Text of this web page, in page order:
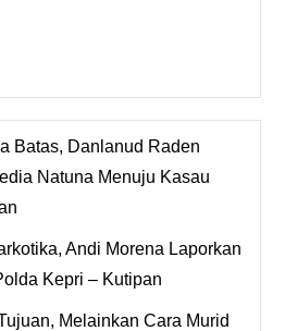
Batas, Danlanud Raden
Natuna Menuju Kasau
Andi Morena Laporkan
Kepri – Kutipan
Melainkan Cara Murid